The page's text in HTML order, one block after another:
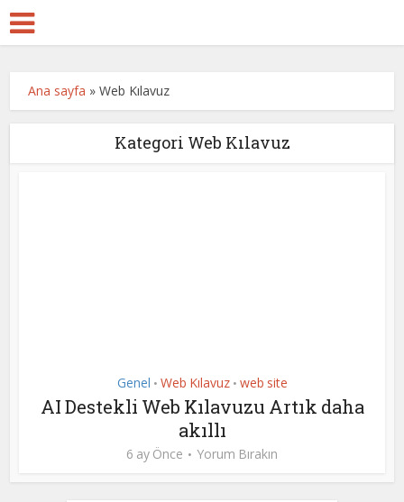
Ana sayfa »Web Kılavuz
Kategori Web Kılavuz
Genel • Web Kılavuz • web site
AI Destekli Web Kılavuzu Artık daha
akıllı
6 ay Önce Yorum Bırakın